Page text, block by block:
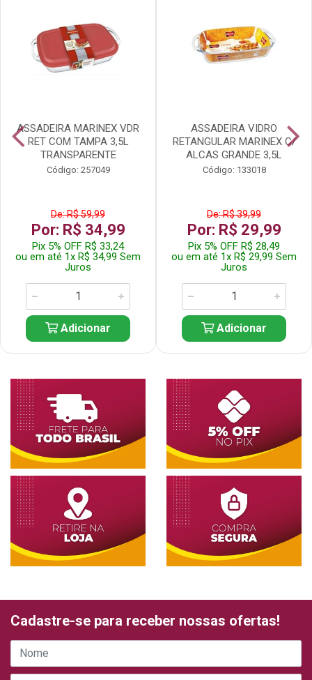
ASSADEIRA MARINEX VDR
RET COM TAMPA 3,5L
TRANSPARENTE
Código: 257049
De: R$ 59,99
Por: R$ 34,99
Pix 5% OFF R$ 33,24
ou em até 1x R$ 34,99 Sem
Juros
Adicionar
ASSADEIRA VIDRO
RETANGULAR MARINEX C/
ALCAS GRANDE 3,5L
Código: 133018
De: R$ 39,99
Por: R$ 29,99
Pix 5% OFF R$ 28,49
ou em até 1x R$ 29,99 Sem
Juros
Adicionar
Cadastre-se para receber nossas ofertas!